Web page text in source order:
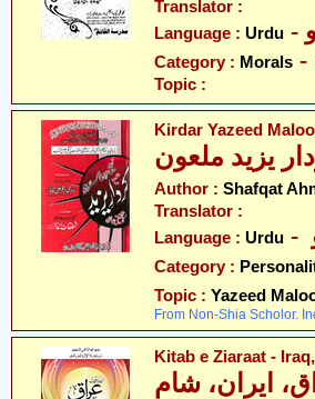
Translator :
Language : Urdu
Category : Morals
Topic :
Kirdar Yazeed
Author : Shafqat
Translator :
Language : Urdu
Category :
Topic : Yazeed
From Non-Shia Scholor.
Kitab e Ziaraat -
ایران، شام